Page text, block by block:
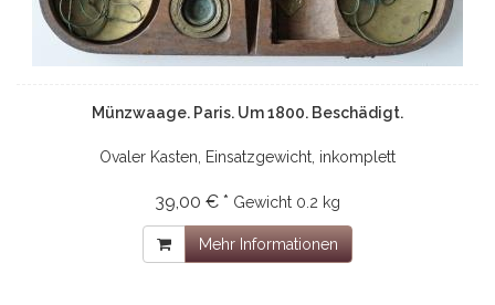
Münzwaage. Paris. Um 1800. Beschädigt.
Ovaler Kasten, Einsatzgewicht, inkomplett
39,00 € * Gewicht 0.2 kg
Mehr Informationen